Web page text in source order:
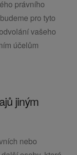
právního
pro tyto
vašeho
účelům
jiným
nebo